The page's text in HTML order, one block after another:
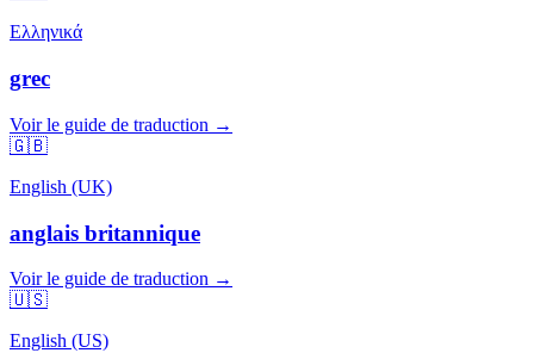
Ελληνικά
grec
Voir le guide de traduction →
🇬🇧
English (UK)
anglais britannique
Voir le guide de traduction →
🇺🇸
English (US)